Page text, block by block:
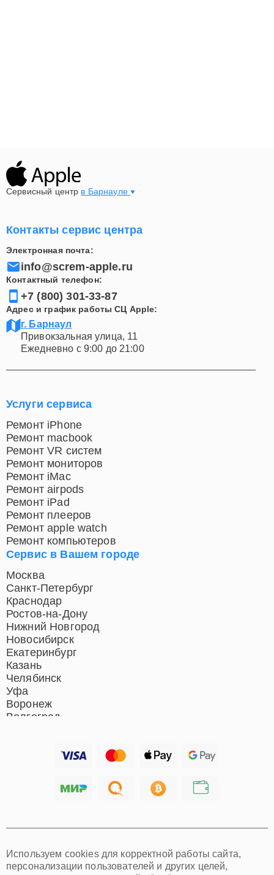
Сервисный центр в Барнауле
Контакты сервис центра
Электронная почта:
info@screm-apple.ru
Контактный телефон:
+7 (800) 301-33-87
Адрес и график работы СЦ Apple:
г. Барнаул
Привокзальная улица, 11
Ежедневно с 9:00 до 21:00
Сервис в Вашем городе
Москва
Санкт-Петербург
Краснодар
Ростов-на-Дону
Нижний Новгород
Новосибирск
Екатеринбург
Казань
Челябинск
Уфа
Воронеж
Волгоград
Хабаровск
Омск
Красноярск
Услуги сервиса
Ремонт iPhone
Ремонт macbook
Ремонт VR систем
Ремонт мониторов
Ремонт iMac
Ремонт airpods
Ремонт iPad
Ремонт плееров
Ремонт apple watch
Ремонт компьютеров
Используем cookies для корректной работы сайта,
персонализации пользователей и других целей,